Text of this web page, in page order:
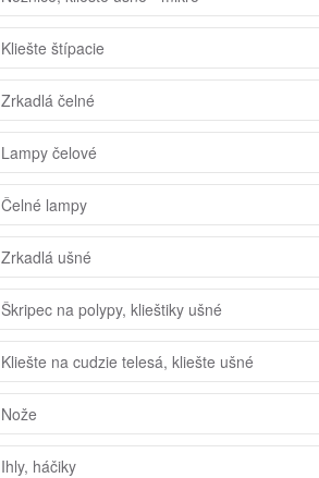
Kliešte štípacie
Zrkadlá čelné
Lampy čelové
Čelné lampy
Zrkadlá ušné
Škripec na polypy, klieštiky ušné
Kliešte na cudzie telesá, kliešte ušné
Nože
Ihly, háčiky